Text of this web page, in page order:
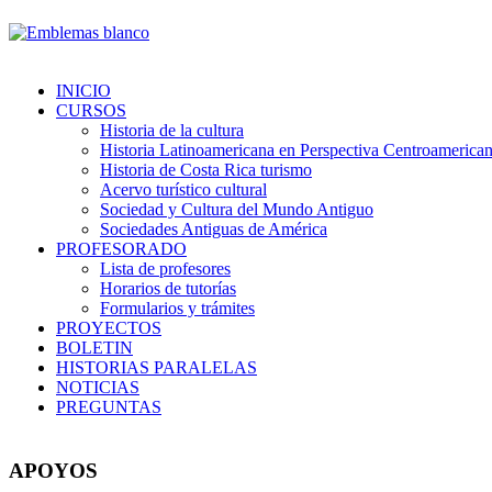
INICIO
CURSOS
Historia de la cultura
Historia Latinoamericana en Perspectiva
Historia de Costa Rica turismo
Acervo turístico cultural
Sociedad y Cultura del Mundo Antiguo
Sociedades Antiguas de América
PROFESORADO
Lista de profesores
Horarios de tutorías
Formularios y trámites
PROYECTOS
BOLETIN
HISTORIAS PARALELAS
NOTICIAS
PREGUNTAS
APOYOS